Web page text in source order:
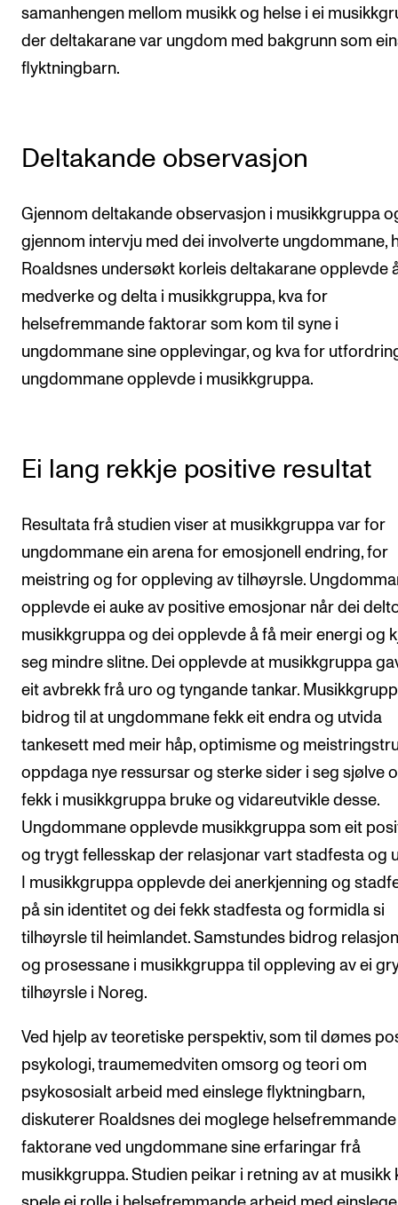
samanhengen mellom musikk og helse i ei
der deltakarane var ungdom med bakgrunn som
flyktningbarn.
Deltakande observasjon
Gjennom deltakande observasjon i musikkgruppa
gjennom intervju med dei involverte ungdommane,
Roaldsnes undersøkt korleis deltakarane opplevde
medverke og delta i musikkgruppa, kva for
helsefremmande faktorar som kom til syne i
ungdommane sine opplevingar, og kva for
ungdommane opplevde i musikkgruppa.
Ei lang rekkje positive resultat
Resultata frå studien viser at musikkgruppa var for
ungdommane ein arena for emosjonell endring, for
meistring og for oppleving av tilhøyrsle.
opplevde ei auke av positive emosjonar når dei
musikkgruppa og dei opplevde å få meir energi og
seg mindre slitne. Dei opplevde at musikkgruppa
eit avbrekk frå uro og tyngande tankar.
bidrog til at ungdommane fekk eit endra og utvida
tankesett med meir håp, optimisme og
oppdaga nye ressursar og sterke sider i seg sjølve
fekk i musikkgruppa bruke og vidareutvikle desse.
Ungdommane opplevde musikkgruppa som eit
og trygt fellesskap der relasjonar vart stadfesta og
I musikkgruppa opplevde dei anerkjenning og
på sin identitet og dei fekk stadfesta og formidla si
tilhøyrsle til heimlandet. Samstundes bidrog
og prosessane i musikkgruppa til oppleving av ei
tilhøyrsle i Noreg.
Ved hjelp av teoretiske perspektiv, som til dømes
psykologi, traumemedviten omsorg og teori om
psykososialt arbeid med einslege flyktningbarn,
diskuterer Roaldsnes dei moglege helsefremmande
faktorane ved ungdommane sine erfaringar frå
musikkgruppa. Studien peikar i retning av at musikk